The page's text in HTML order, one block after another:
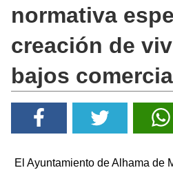
normativa
creación de
bajos
El Ayuntamiento de Alhama de